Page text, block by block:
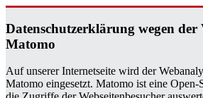
Daten­schutzerklärung wegen der
Matomo
Auf unserer Internetseite wird der
Matomo eingesetzt. Matomo ist eine